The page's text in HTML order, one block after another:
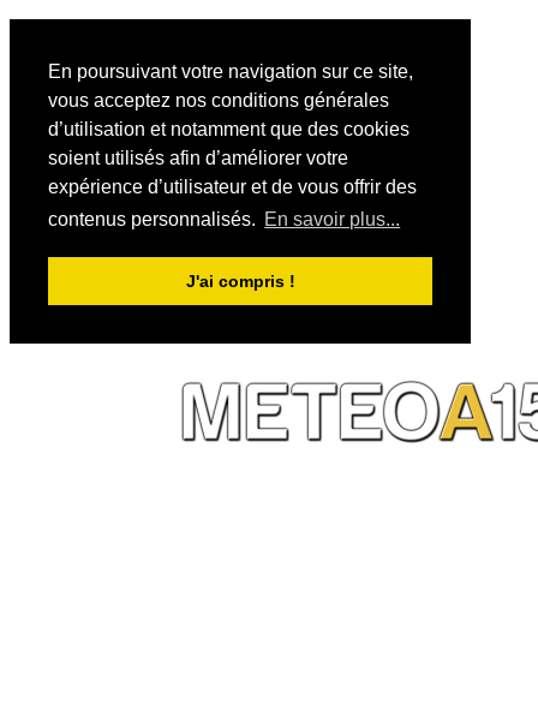
En poursuivant votre navigation sur ce site,
vous acceptez nos conditions générales
d’utilisation et notamment que des cookies
soient utilisés afin d’améliorer votre
expérience d’utilisateur et de vous offrir des
contenus personnalisés. En savoir plus...
J'ai compris !